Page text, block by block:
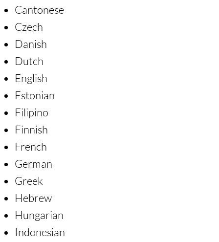
Cantonese
Czech
Danish
Dutch
English
Estonian
Filipino
Finnish
French
German
Greek
Hebrew
Hungarian
Indonesian